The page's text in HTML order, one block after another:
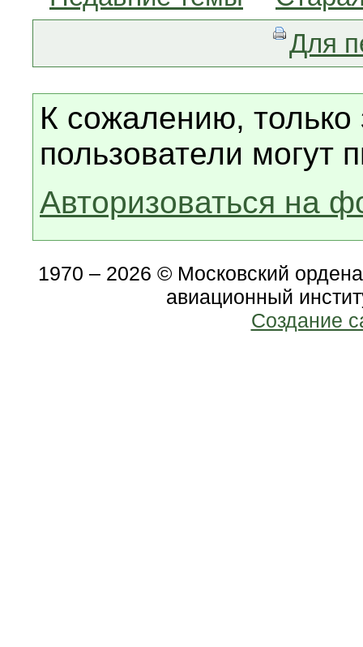
Для
К сожалению, только
пользователи могут
Авторизоваться на
1970 – 2026 © Московский
авиационный
Создание